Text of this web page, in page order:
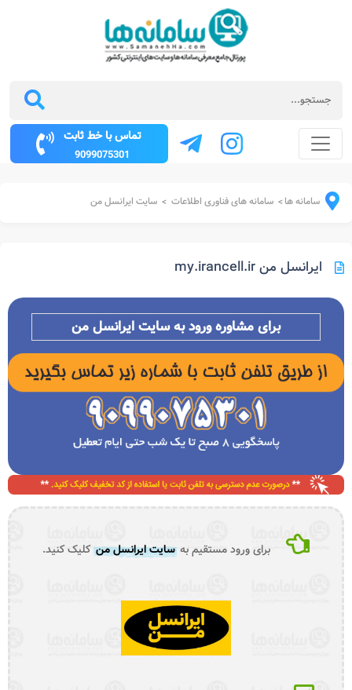
تماس با خط ثابت
9099075301
سامانه ها> سامانه های فناوری اطلاعات > سایت ایرانسل من
ایرانسل من my.irancell.ir
برای مشاوره ورود به سایت ایرانسل من
برای ورود مستقیم به سایت ایرانسل من کلیک کنید.